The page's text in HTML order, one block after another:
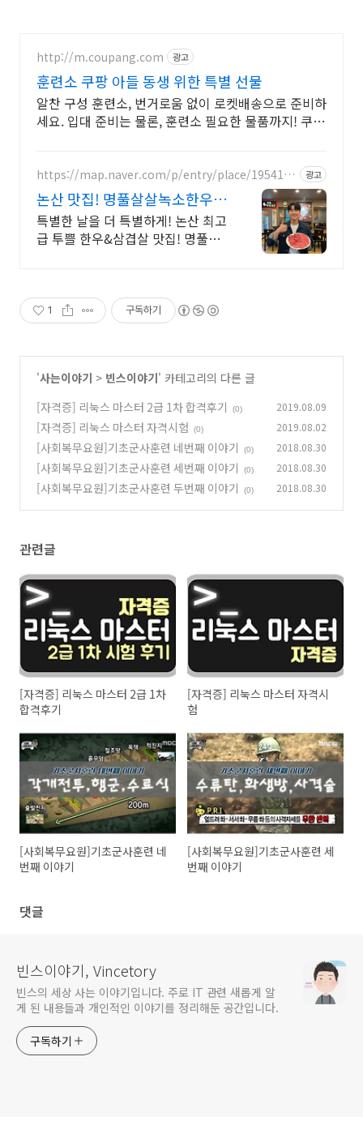
http://m.coupang.com 광고
훈련소 쿠팡 아들 동생 위한 특별 선물
알찬 구성 훈련소, 번거로움 없이 로켓배송으로 준비하
세요. 입대 준비는 물론, 훈련소 필요한 물품까지! 쿠팡
https://map.naver.com/p/entry/place/1954166
광고
논산 맛집! 명풀살살녹소한우
고생한아들 한우로 몸보신!
특별한 날을 더 특별하게! 논산 최고
급 투쁠 한우&삼겹살 맛집! 명풀살
1 구독하기
'사는이야기 > 빈스이야기' 카테고리의 다른 글
[자격증] 리눅스 마스터 2급 1차 합격후기
(0) 2019.08.09
[자격증] 리눅스 마스터 자격시험 (0) 2019.08.02
[사회복무요원]기초군사훈련 네번째 이야기 (0) 2018.08.30
[사회복무요원]기초군사훈련 세번째 이야기 (0) 2018.08.30
[사회복무요원]기초군사훈련 두번째 이야기 (0) 2018.08.30
관련글
[자격증] 리눅스 마스터 2급 1차
합격후기
[자격증] 리눅스 마스터 자격시
험
[사회복무요원]기초군사훈련 네
번째 이야기
[사회복무요원]기초군사훈련 세
번째 이야기
댓글
빈스이야기, Vincetory
빈스의 세상 사는 이야기입니다. 주로 IT 관련 새롭게 알
게 된 내용들과 개인적인 이야기를 정리해둔 공간입니다.
구독하기